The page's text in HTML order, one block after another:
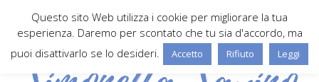
Questo sito Web utilizza i cookie per migliorare la tua
esperienza. Daremo per scontato che tu sia d'accordo, ma
puoi disattivarlo se lo desideri.
Accetto Rifiuto Leggi